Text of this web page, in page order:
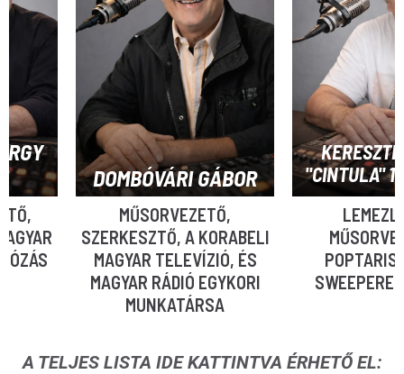
DOMBÓVÁRI GÁBOR
MŰSORVEZETŐ,
SZERKESZTŐ, A KORABELI
MAGYAR TELEVÍZIÓ, ÉS
MAGYAR RÁDIÓ EGYKORI
MUNKATÁRSA
KERESZTES
"CINTULA" 1944 -
LEMEZLOVAS,
MŰSORVEZETŐ,
SWEEPEREK
A TELJES LISTA IDE KATTINTVA ÉRHETŐ EL: